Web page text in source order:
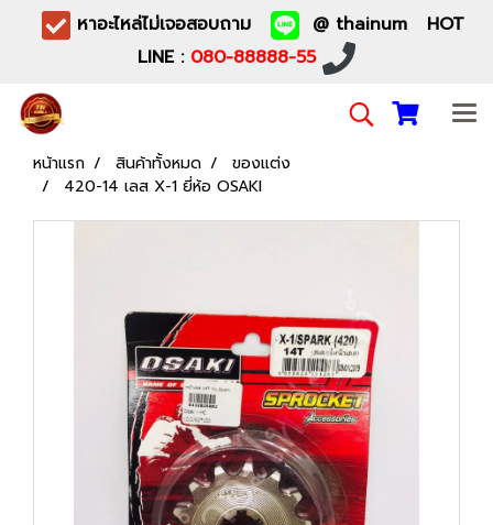
หาอะไหล่ไม่เจอสอบถาม
@ thainum HOT
LINE : 080-88888-55
หน้าแรก สินค้าทั้งหมด
ของแต่ง
420-14 เลส X-1 ยี่ห้อ OSAKI